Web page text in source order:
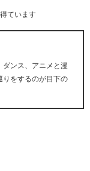
ています
ンス、アニメと漫
りをするのが目下の